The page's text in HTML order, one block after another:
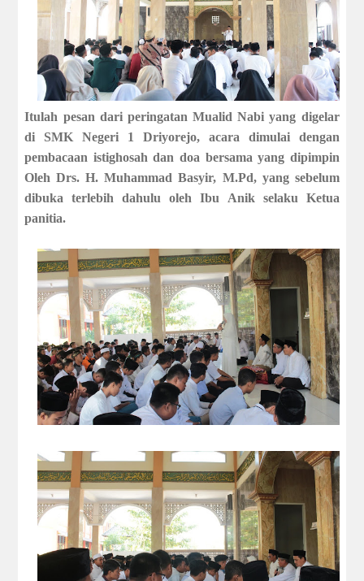
Itulah pesan dari peringatan Mualid Nabi yang digelar
di SMK Negeri 1 Driyorejo, acara dimulai dengan
pembacaan istighosah dan doa bersama yang dipimpin
Oleh Drs. H. Muhammad Basyir, M.Pd, yang sebelum
dibuka terlebih dahulu oleh Ibu Anik selaku Ketua
panitia.